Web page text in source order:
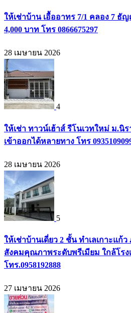
ให้เช่าบ้าน เอื้ออาทร 7/1 คลอง 7 ธั
4,000 บาท โทร 0866675297
28 เมษายน 2026
4
ให้เช่า ทาวน์เฮ้าส์ รีโนเวทใหม่ ม.นิ
เข้าออกได้หลายทาง โทร
28 เมษายน 2026
5
ให้เช่าบ้านเดี่ยว 2 ชั้น ทำเลเกาะแก้
สังคมคุณภาพระดับพรีเมียม ใกล้โรง
โทร.0958192888
27 เมษายน 2026